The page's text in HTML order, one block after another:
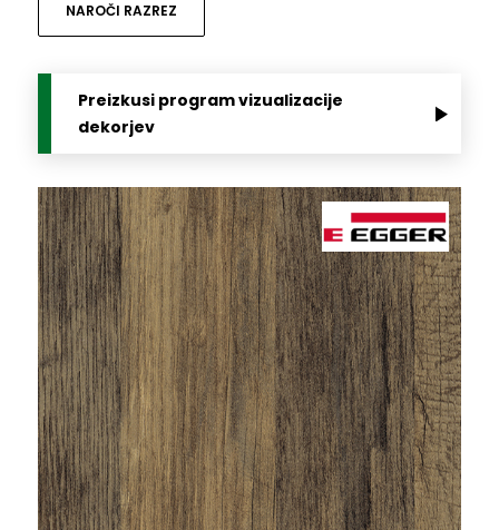
NAROČI RAZREZ
Preizkusi program vizualizacije
dekorjev